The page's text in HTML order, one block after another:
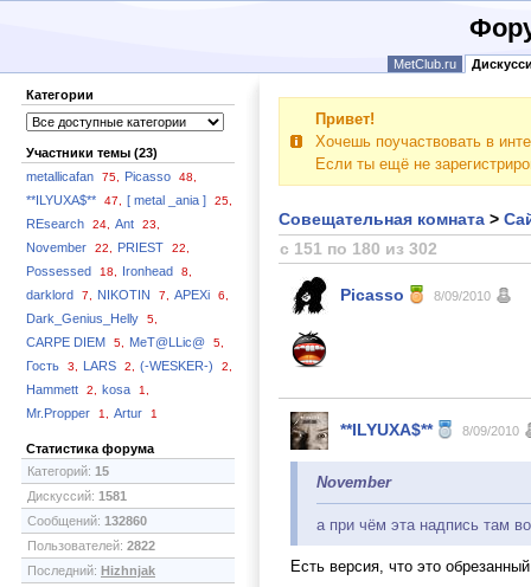
MetClub.ru
Категории
Участники темы (23)
metallicafan
75, Picasso 48,
**ILYUXA$** 47, [ metal _ania ] 25,
REsearch 24, Ant 23,
November 22, PRIEST 22,
Possessed 18, Ironhead 8,
darklord 7, NIKOTIN 7, APEXi 6,
Dark_Genius_Helly 5,
CARPE DIEM 5, MeT@LLic@ 5,
Гость 3, LARS 2, (-WESKER-) 2,
Hammett 2, kosa 1,
Mr.Propper 1, Artur 1
Статистика форума
Категорий: 15
Дискуссий: 1581
Сообщений: 132860
Пользователей: 2822
Последний: Hizhnjak
Привет!
Хочешь поучаствовать в
Если ты ещё не
Совещательная комната >
с 151 по 180 из 302
Picasso 8/09/2010
**ILYUXA$** 8/09/2010
November
а при чём эта надпись там
Есть версия, что это